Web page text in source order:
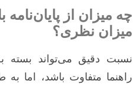
چه میزان از
میزان نظری؟
نسبت دقیق می‌تواند بسته
راهنما متفاوت باشد، اما